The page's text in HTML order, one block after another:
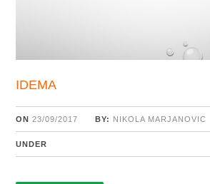
IDEMA
ON 23/09/2017 BY: NIKOLA MARJANOVIC
UNDER